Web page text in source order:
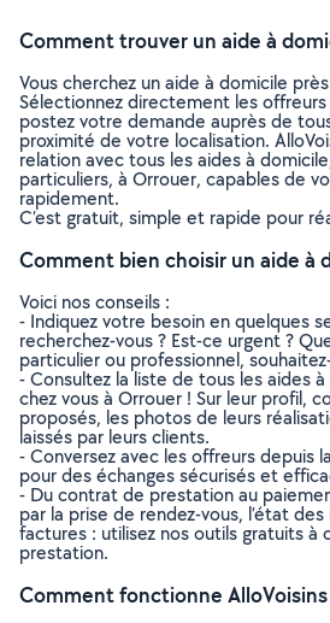
Comment trouver un aide à
Vous cherchez un aide à domicile
Sélectionnez directement les
postez votre demande auprès de
proximité de votre localisation.
relation avec tous les aides à
particuliers, à Orrouer, capables de
rapidement.
C’est gratuit, simple et rapide pour
Comment bien choisir un aide à
Voici nos conseils :
- Indiquez votre besoin en quelques
recherchez-vous ? Est-ce urgent ?
particulier ou professionnel,
- Consultez la liste de tous les aides
chez vous à Orrouer ! Sur leur profil,
proposés, les photos de leurs
laissés par leurs clients.
- Conversez avec les offreurs depuis
pour des échanges sécurisés et
- Du contrat de prestation au
par la prise de rendez-vous, l’état
factures : utilisez nos outils gratuits
prestation.
Comment fonctionne AlloVoisins